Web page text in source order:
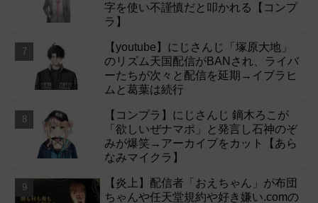
字を使い不謹慎だと叩かれる【コンプ
ラ】
【youtube】にじさんじ「塚原大地」
のリズム天国配信がBANされ、ライバ
ーたちが次々と配信を延期→イブラヒ
ムと葛葉は続行
【コンプラ】にじさんじ 鏑木ろこが
「欲しいぜナマポ」と発言し石神のぞ
みが爆笑→アーカイブをカット【あら
なみマイクラ】
【炎上】配信者「おえちゃん」が布団
ちゃんや任天堂規約や好き嫌い.comの